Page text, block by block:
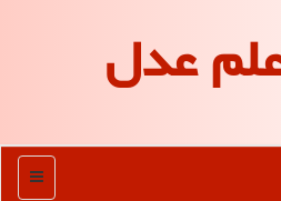
عدل
منو